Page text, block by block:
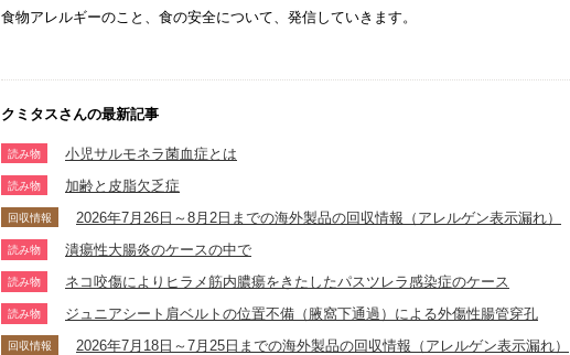
食物アレルギーのこと、食の安全について、発信していきます。
クミタスさんの最新記事
読み物 小児サルモネラ菌血症とは
読み物 加齢と皮脂欠乏症
回収情報 2026年7月26日～8月2日までの海外製品の回収情報（アレルゲン表示漏れ）
読み物 潰瘍性大腸炎のケースの中で
読み物 ネコ咬傷によりヒラメ筋内膿瘍をきたしたパスツレラ感染症のケース
読み物 ジュニアシート肩ベルトの位置不備（腋窩下通過）による外傷性腸管穿孔
回収情報 2026年7月18日～7月25日までの海外製品の回収情報（アレルゲン表示漏れ）